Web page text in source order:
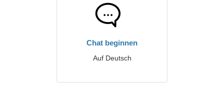
Chat beginnen
Auf Deutsch